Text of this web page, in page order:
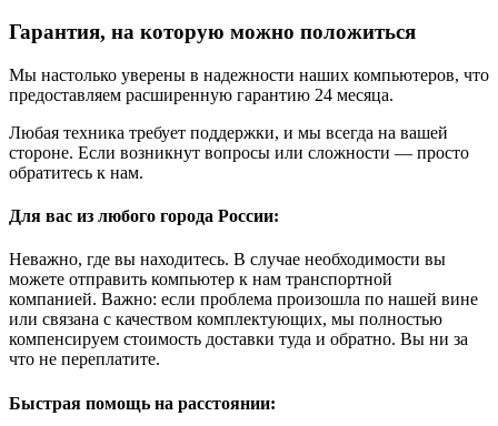
Гарантия, на которую можно положиться
Мы настолько уверены в надежности наших компьютеров, что
предоставляем расширенную гарантию 24 месяца.
Любая техника требует поддержки, и мы всегда на вашей
стороне. Если возникнут вопросы или сложности — просто
обратитесь к нам.
Для вас из любого города России:
Неважно, где вы находитесь. В случае необходимости вы
можете отправить компьютер к нам транспортной
компанией. Важно: если проблема произошла по нашей вине
или связана с качеством комплектующих, мы полностью
компенсируем стоимость доставки туда и обратно. Вы ни за
что не переплатите.
Быстрая помощь на расстоянии: